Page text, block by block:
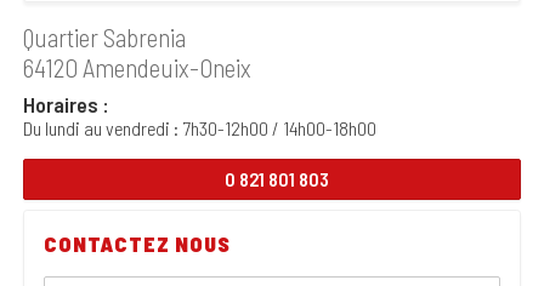
Quartier Sabrenia
64120 Amendeuix-Oneix
0 821 801 803
CONTACTEZ NOUS
Horaires :
Du lundi au vendredi : 7h30-12h00 / 14h00-18h00